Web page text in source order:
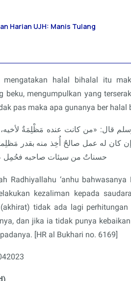
Harian UJH: Manis Tulang
mengatakan halal bihalal itu
beku, mengumpulkan yang
pas maka apa gunanya ber halal
قال: «من كانت عنده مَظْلِمَةٌ
إن كان له عمل صالحٌ أُخِذ منه بقدر
حسناتٌ من سيئات صاحبه فحُمِل
Radhiyallahu ‘anhu
kezaliman kepada
tidak ada lagi
dan jika ia tidak punya
[HR al Bukhari no. 6169]